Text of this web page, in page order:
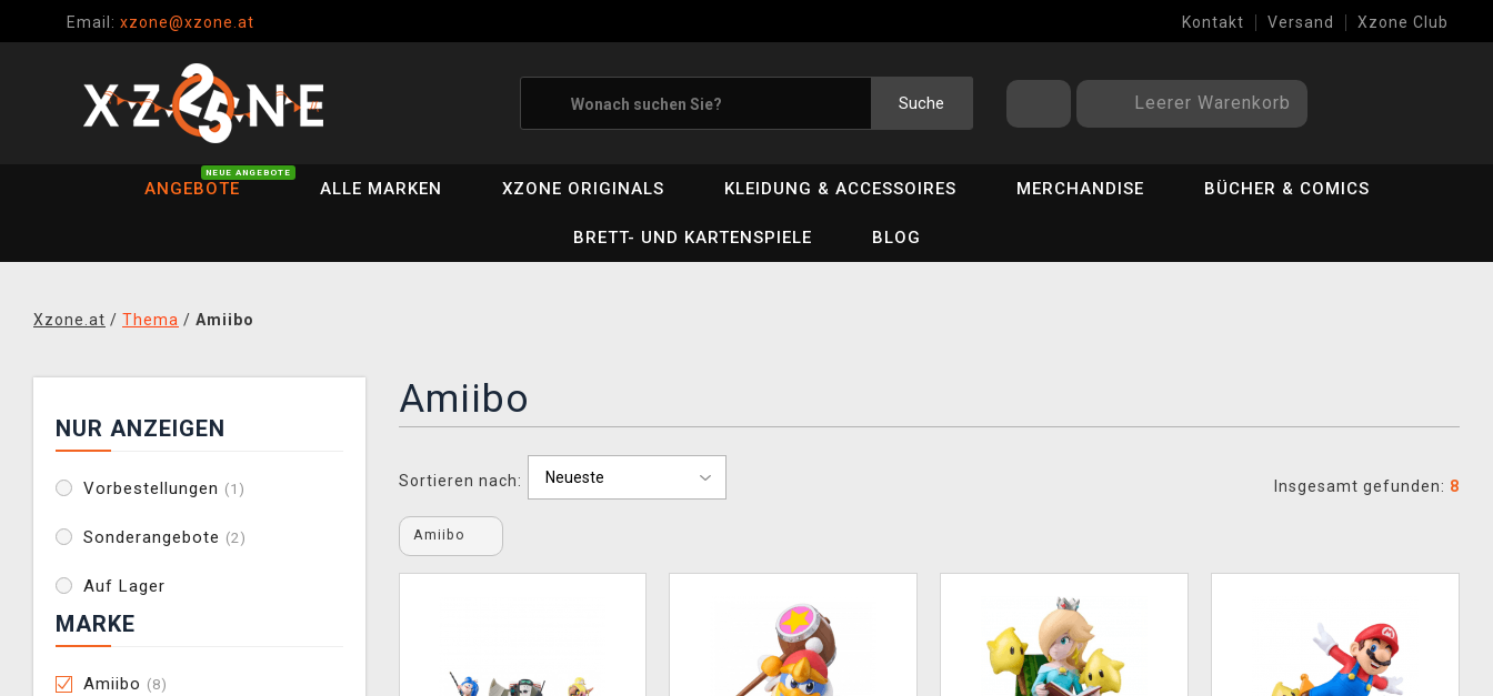
Email: xzone@xzone.at Kontakt Versand Xzone Club
Suche Leerer Warenkorb
ANGEBOTE
NEUE ANGEBOTE
ALLE MARKEN XZONE ORIGINALS KLEIDUNG & ACCESSOIRES MERCHANDISE BÜCHER & COMICS
BRETT- UND KARTENSPIELE BLOG
Xzone.at / Thema / Amiibo
NUR ANZEIGEN
Vorbestellungen (1)
Sonderangebote (2)
Auf Lager
MARKE
Amiibo (8)
Amiibo
Sortieren nach: Insgesamt gefunden: 8
Amiibo